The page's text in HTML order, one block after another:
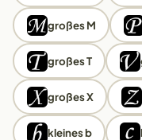
großes M
großes T
großes X
kleines b